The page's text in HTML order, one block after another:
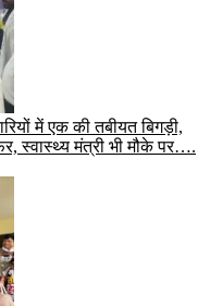
में एक की तबीयत बिगड़ी,
स्वास्थ्य मंत्री भी मौके पर….